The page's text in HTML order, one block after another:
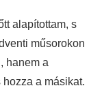
alapítottam, s
műsorokon
hanem a
a másikat.